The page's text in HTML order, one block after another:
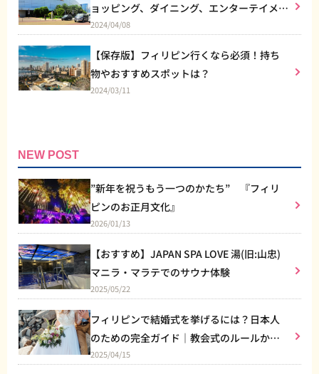
ョッピング、ダイニング、エンターテイメン
トなど総合施設
2024/04/08
【保存版】フィリピン行くなら必須！持ち
物やおすすめスポットは？
2024/03/11
NEW POST
”新年を祝うもう一つのかたち” 『フィリ
ピンのお正月文化』
2026/01/13
【おすすめ】JAPAN SPA LOVE 湯(旧:山忠)
マニラ・マラテでのサウナ体験
2025/05/22
フィリピンで結婚式を挙げるには？日本人
のための完全ガイド｜教会式のルールから
リゾート婚まで
2025/04/15